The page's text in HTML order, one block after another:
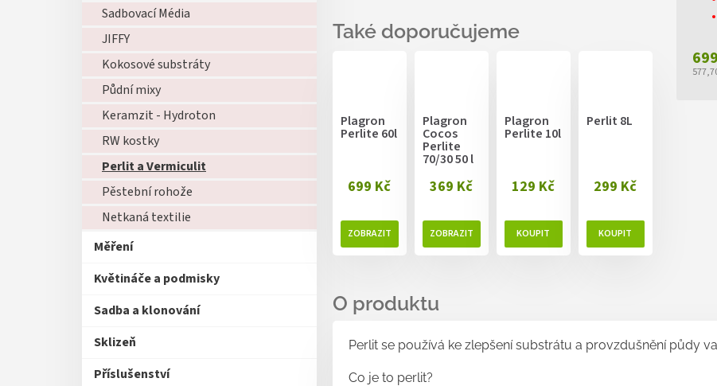
Sadbovací Média
JIFFY
Kokosové substráty
Půdní mixy
Keramzit - Hydroton
RW kostky
Perlit a Vermiculit
Pěstební rohože
Netkaná textilie
Měření
Květináče a podmisky
Sadba a klonování
Sklizeň
Příslušenství
Plagron
Perlite 60l
699 Kč
Plagron
Cocos
Perlite
70/30 50 l
369 Kč
Plagron
Perlite 10l
129 Kč
Perlit 8L
299 Kč
Perlit se používá ke zlepšení substrátu a provzdušnění půdy
Co je to perlit?